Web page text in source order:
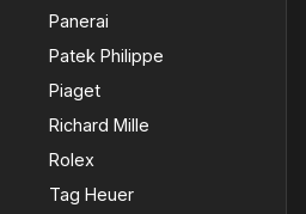
Panerai
Patek Philippe
Piaget
Richard Mille
Rolex
Tag Heuer